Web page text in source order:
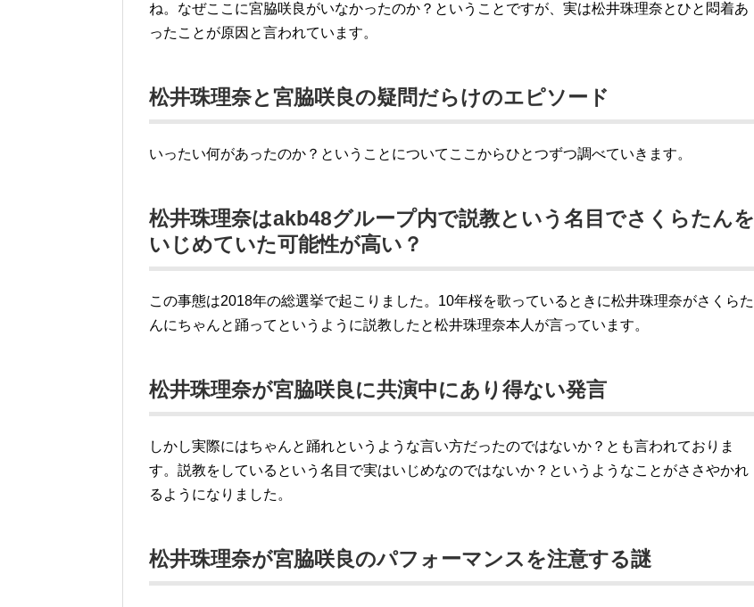
ね。なぜここに宮脇咲良がいなかったのか？ということですが、実は松井珠理奈とひと悶着あ
ったことが原因と言われています。
松井珠理奈と宮脇咲良の疑問だらけのエピソード
いったい何があったのか？ということについてここからひとつずつ調べていきます。
松井珠理奈はakb48グループ内で説教という名目でさくらたんを
いじめていた可能性が高い？
この事態は2018年の総選挙で起こりました。10年桜を歌っているときに松井珠理奈がさくらた
んにちゃんと踊ってというように説教したと松井珠理奈本人が言っています。
松井珠理奈が宮脇咲良に共演中にあり得ない発言
しかし実際にはちゃんと踊れというような言い方だったのではないか？とも言われておりま
す。説教をしているという名目で実はいじめなのではないか？というようなことがささやかれ
るようになりました。
松井珠理奈が宮脇咲良のパフォーマンスを注意する謎